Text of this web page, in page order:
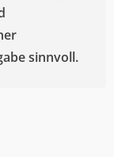
sinnvoll.